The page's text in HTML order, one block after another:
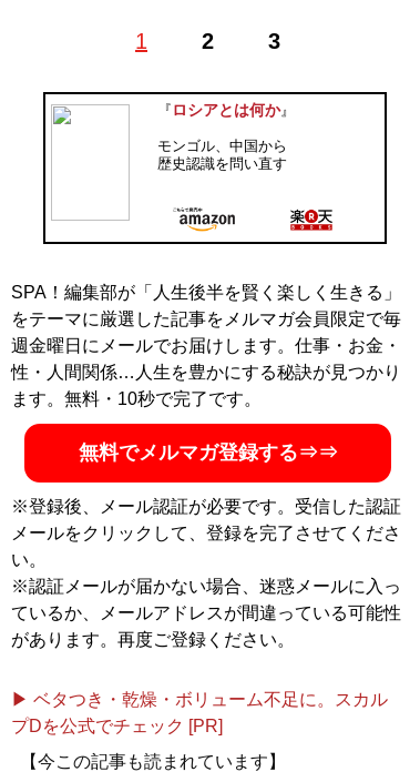
1 2 3
大学文学部卒、大阪大学大学院博士課程満期退学。博士
学名誉教授）からモンゴル語・満洲語・シナ史を、山口
瑞鳳（東京大学名誉教授）からチベット語・チベット史
を学ぶ。東京外国語大学、常磐大学、国士館大学、東京
大学などの非常勤講師を歴任。『真実の中国史［1840‐
社）、『モンゴルの歴史』（刀水書房）、『最後の遊牧
帝国』（講談社選書メチエ）、『世界史のなかの満洲帝
洲国から見た近現代史の真実』『皇帝たちの中国史』
（ともに徳間書店）、『世界史のなかの蒙古襲来』、
『日本人が知らない満洲国の真実』『朝鮮半島をめぐる
歴史歪曲の舞台裏』
記事一覧へ
『 ロシアとは何か』
モンゴル、中国から
歴史認識を問い直す
SPA！編集部が「人生後半を賢く楽しく生きる」
をテーマに厳選した記事をメルマガ会員限定で毎
週金曜日にメールでお届けします。仕事・お金・
性・人間関係…人生を豊かにする秘訣が見つかり
ます。無料・10秒で完了です。
無料でメルマガ登録する⇒⇒
※登録後、メール認証が必要です。受信した認証
メールをクリックして、登録を完了させてくださ
い。
※認証メールが届かない場合、迷惑メールに入っ
ているか、メールアドレスが間違っている可能性
があります。再度ご登録ください。
▶ ベタつき・乾燥・ボリューム不足に。スカル
プDを公式でチェック [PR]
【今この記事も読まれています】